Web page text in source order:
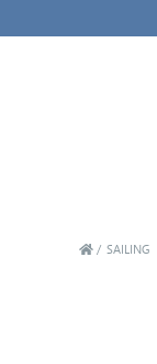
/ SAILING